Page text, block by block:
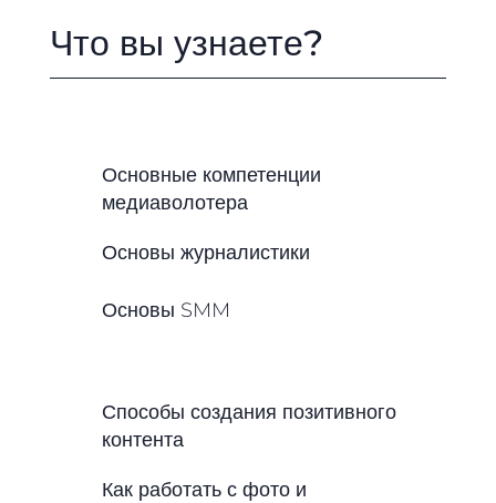
Что вы узнаете?
Основные компетенции
медиаволотера
Основы журналистики
Основы SMM
Способы создания позитивного
контента
Как работать с фото и